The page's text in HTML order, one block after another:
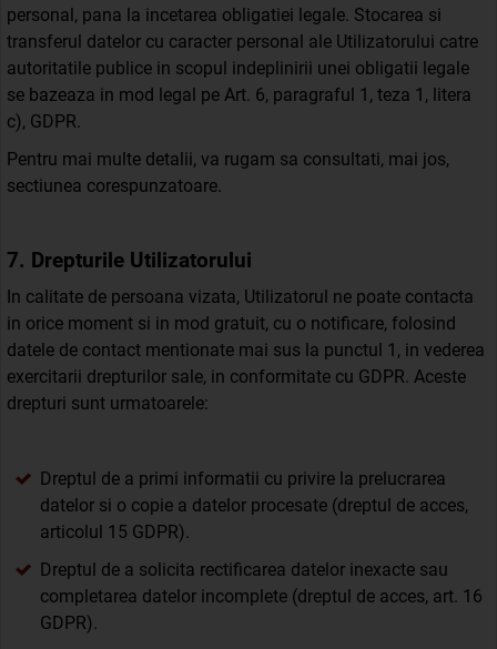
personal, pana la incetarea obligatiei legale. Stocarea si
transferul datelor cu caracter personal ale Utilizatorului catre
autoritatile publice in scopul indeplinirii unei obligatii legale
se bazeaza in mod legal pe Art. 6, paragraful 1, teza 1, litera
c), GDPR.
Pentru mai multe detalii, va rugam sa consultati, mai jos,
sectiunea corespunzatoare.
7. Drepturile Utilizatorului
In calitate de persoana vizata, Utilizatorul ne poate contacta
in orice moment si in mod gratuit, cu o notificare, folosind
datele de contact mentionate mai sus la punctul 1, in vederea
exercitarii drepturilor sale, in conformitate cu GDPR. Aceste
drepturi sunt urmatoarele:
Dreptul de a primi informatii cu privire la prelucrarea
datelor si o copie a datelor procesate (dreptul de acces,
articolul 15 GDPR).
Dreptul de a solicita rectificarea datelor inexacte sau
completarea datelor incomplete (dreptul de acces, art. 16
GDPR).